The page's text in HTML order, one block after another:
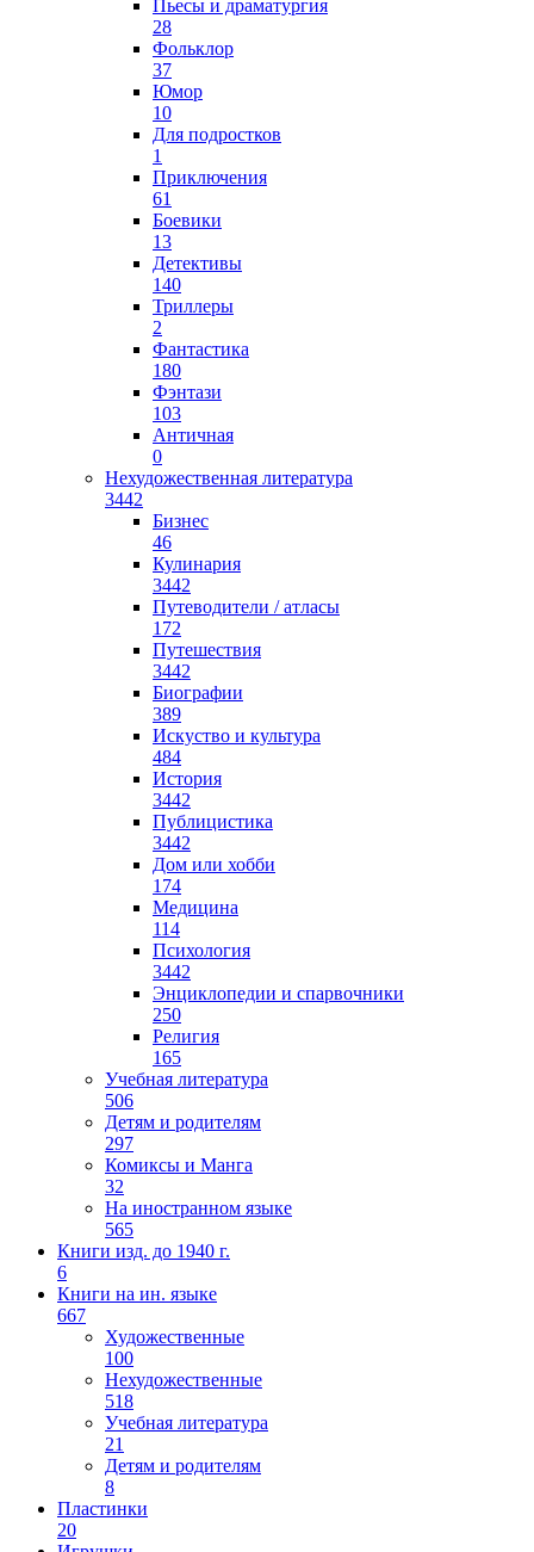
Пьесы и драматургия
28
Фольклор
37
Юмор
10
Для подростков
1
Приключения
61
Боевики
13
Детективы
140
Триллеры
2
Фантастика
180
Фэнтази
103
Античная
0
Нехудожественная литература
3442
Бизнес
46
Кулинария
3442
Путеводители / атласы
172
Путешествия
3442
Биографии
389
Искуство и культура
484
История
3442
Публицистика
3442
Дом или хобби
174
Медицина
114
Психология
3442
Энциклопедии и спарвочники
250
Религия
165
Учебная литература
506
Детям и родителям
297
Комиксы и Манга
32
На иностранном языке
565
Книги изд. до 1940 г.
6
Книги на ин. языке
667
Художественные
100
Нехудожественные
518
Учебная литература
21
Детям и родителям
8
Пластинки
20